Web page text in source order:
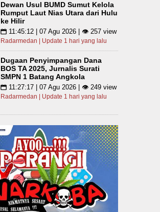
Dewan Usul BUMD Sumut Kelola
Rumput Laut Nias Utara dari Hulu
ke Hilir
📅 11:45:12 | 07 Agu 2026 | 👁 257 view
Radarmedan | Update 1 hari yang lalu
Dugaan Penyimpangan Dana
BOS TA 2025, Jurnalis Surati
SMPN 1 Batang Angkola
📅 11:27:17 | 07 Agu 2026 | 👁 249 view
Radarmedan | Update 1 hari yang lalu